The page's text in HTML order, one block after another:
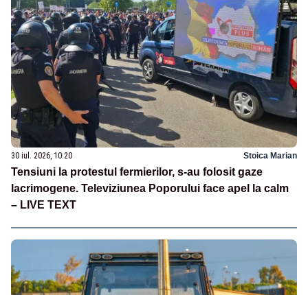
30 iul. 2026, 10:20 Stoica Marian
Tensiuni la protestul fermierilor, s-au folosit gaze
lacrimogene. Televiziunea Poporului face apel la calm
– LIVE TEXT